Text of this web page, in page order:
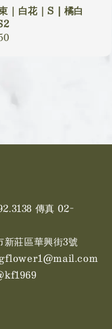
｜白花｜S | 橘白
傳真 02-
莊區華興街3號